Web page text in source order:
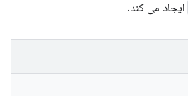
ایجاد می کند.